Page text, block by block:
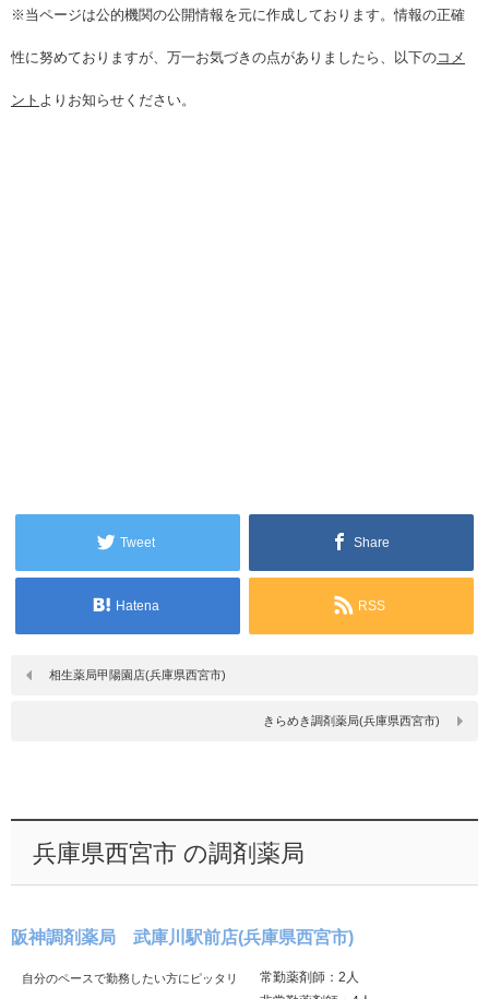
※当ページは公的機関の公開情報を元に作成しております。情報の正確
性に努めておりますが、万一お気づきの点がありましたら、以下のコメ
ント よりお知らせください。
Tweet Share
Hatena RSS
相生薬局甲陽園店(兵庫県西宮市)
きらめき調剤薬局(兵庫県西宮市)
兵庫県西宮市 の調剤薬局
阪神調剤薬局 武庫川駅前店(兵庫県西宮市)
自分のペースで勤務したい方にピッタリ
常勤薬剤師：2人